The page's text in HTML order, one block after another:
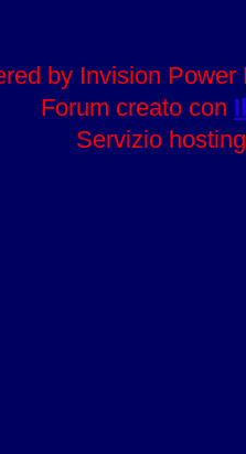
by Invision
Forum creato con
Servizio